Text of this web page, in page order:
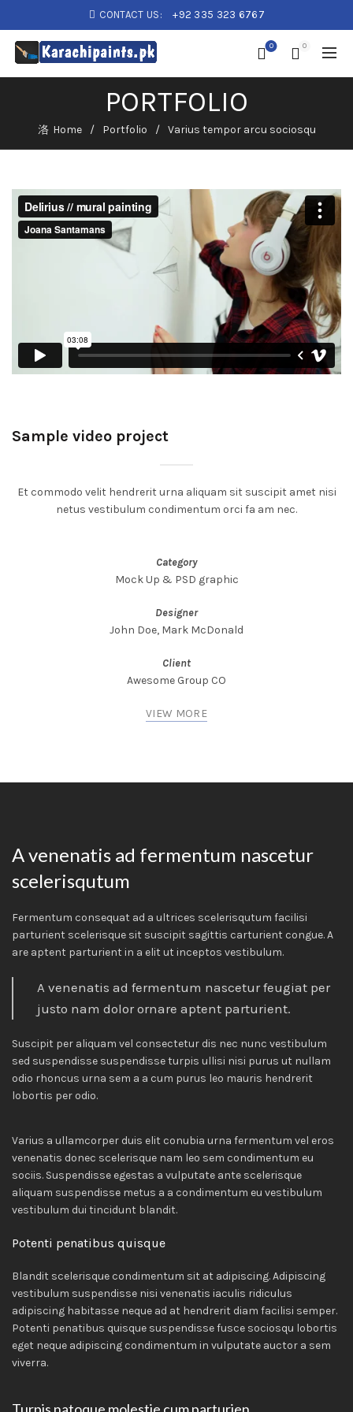
CONTACT US: +92 335 323 6767
0 0
PORTFOLIO
Home Portfolio Varius tempor arcu sociosqu
Sample video project
Et commodo velit hendrerit urna aliquam sit suscipit amet nisi
netus vestibulum condimentum orci fa am nec.
Category
Mock Up & PSD graphic
Designer
John Doe, Mark McDonald
Client
Awesome Group CO
VIEW MORE
A venenatis ad fermentum nascetur
scelerisqutum
Fermentum consequat ad a ultrices scelerisqutum facilisi
parturient scelerisque sit suscipit sagittis carturient congue. A
are aptent parturient in a elit ut inceptos vestibulum.
A venenatis ad fermentum nascetur feugiat per
justo nam dolor ornare aptent parturient.
Suscipit per aliquam vel consectetur dis nec nunc vestibulum
sed suspendisse suspendisse turpis ullisi nisi purus ut nullam
odio rhoncus urna sem a a cum purus leo mauris hendrerit
lobortis per odio.
Varius a ullamcorper duis elit conubia urna fermentum vel eros
venenatis donec scelerisque nam leo sem condimentum eu
sociis. Suspendisse egestas a vulputate ante scelerisque
aliquam suspendisse metus a a condimentum eu vestibulum
vestibulum dui tincidunt blandit.
Potenti penatibus quisque
Blandit scelerisque condimentum sit at adipiscing. Adipiscing
vestibulum suspendisse nisi venenatis iaculis ridiculus
adipiscing habitasse neque ad at hendrerit diam facilisi semper.
Potenti penatibus quisque suspendisse fusce sociosqu lobortis
eget neque adipiscing condimentum in vulputate auctor a sem
viverra.